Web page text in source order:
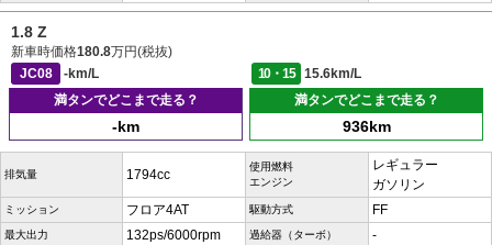
1.8 Z
新車時価格180.8万円(税抜)
JC08
-km/L 10・15
15.6km/L
満タンでどこまで走る？
-km
満タンでどこまで走る？
936km
排気量 1794cc
使用燃料
エンジン
レギュラー
ガソリン
ミッション フロア4AT 駆動方式 FF
最大出力 132ps/6000rpm 過給器（ターボ） -